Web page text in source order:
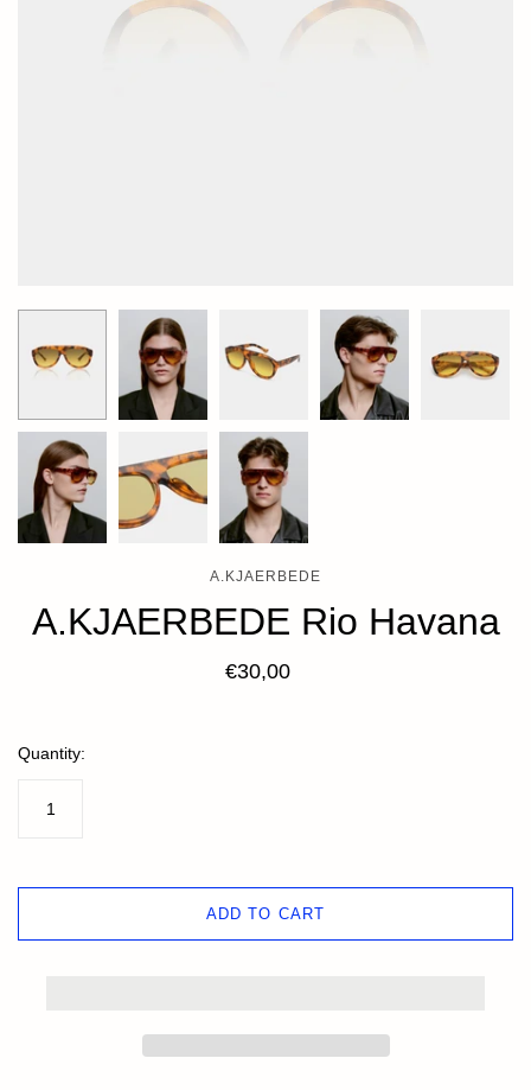
A.KJAERBEDE
A.KJAERBEDE Rio Havana
€30,00
Quantity:
ADD TO CART